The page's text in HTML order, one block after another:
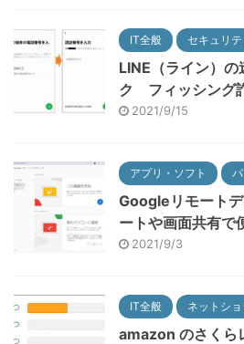
IT全般 セキュリテ
LINE（ライン）
ク フィッシング
2021/9/15
アプリ・ソフト
Googleリモート
ートや画面共有で
2021/9/3
IT全般 ネットシ
amazon のさくら